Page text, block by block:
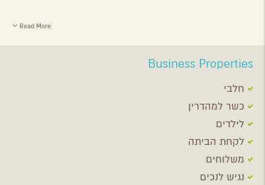
Read More
Business Properties
חלבי
כשר למהדרין
לילדים
לקחת הביתה
משלוחים
נגיש לנכים